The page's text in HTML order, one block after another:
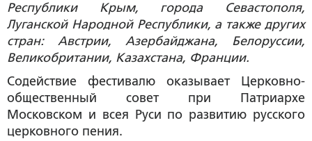
Республики Крым, города Севастополя,
Луганской Народной Республики, а также других
стран: Австрии, Азербайджана, Белоруссии,
Великобритании, Казахстана, Франции.
Содействие фестивалю оказывает Церковно-
общественный совет при Патриархе
Московском и всея Руси по развитию русского
церковного пения.